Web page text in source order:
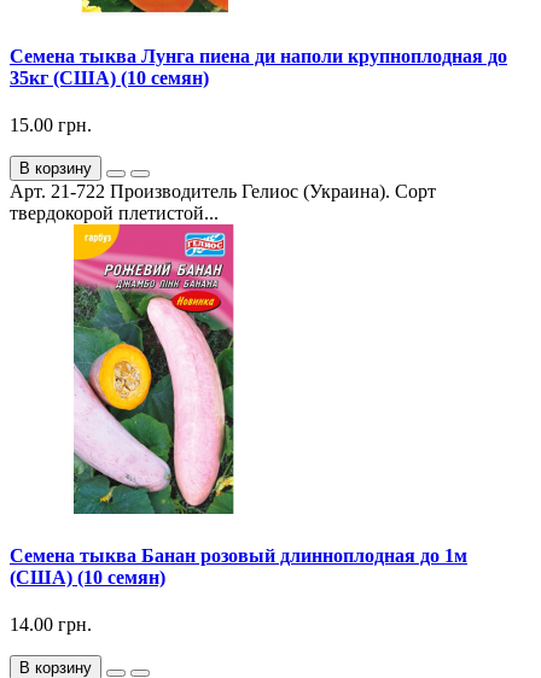
Семена тыква Лунга пиена ди наполи крупноплодная до
35кг (США) (10 семян)
15.00 грн.
В корзину
Арт. 21-722 Производитель Гелиос (Украина). Сорт
твердокорой плетистой...
Семена тыква Банан розовый длинноплодная до 1м
(США) (10 семян)
14.00 грн.
В корзину